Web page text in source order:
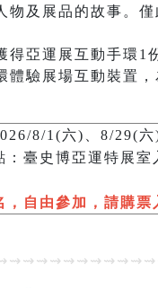
物及展品的故事。
得亞運展互動手環1
體驗展場互動裝置
8/1(六)、8/29(
：臺史博亞運特展室
，自由參加，請購票